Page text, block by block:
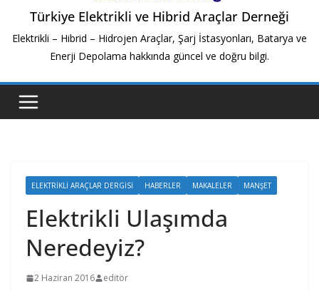
Türkiye Elektrikli ve Hibrid Araçlar Derneği
Elektrikli – Hibrid – Hidrojen Araçlar, Şarj İstasyonları, Batarya ve
Enerji Depolama hakkında güncel ve doğru bilgi.
ELEKTRİKLİ ARAÇLAR DERGİSİ HABERLER MAKALELER MANŞET
Elektrikli Ulaşımda
Neredeyiz?
2 Haziran 2016 editör